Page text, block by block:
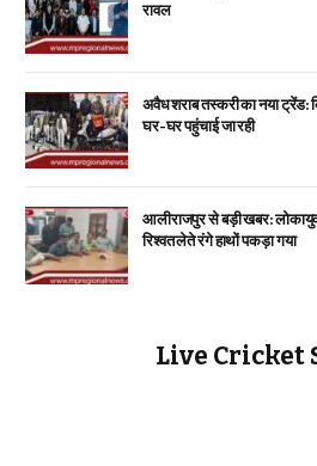
रावल
अवैध शराब तस्करी का नया
घर-घर पहुंचाई जा रही
आलीराजपुर से बड़ी खबर:
रिश्वत लेते रंगे हाथों पकड़ा गया
Live Cricket